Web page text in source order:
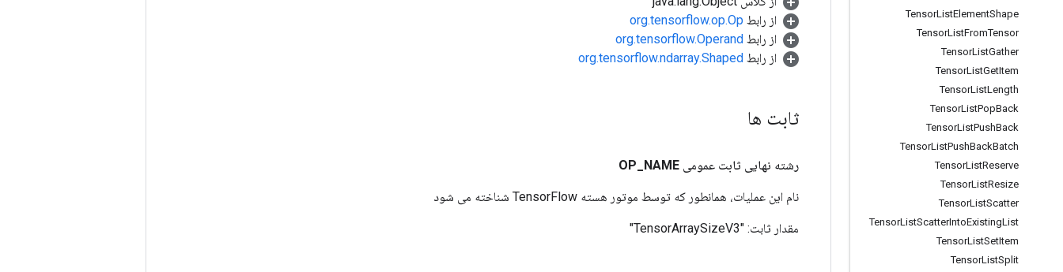
TensorListElementShape
TensorListFromTensor
TensorListGather
TensorListGetItem
TensorListLength
TensorListPopBack
TensorListPushBack
TensorListPushBackBatch
TensorListReserve
TensorListResize
TensorListScatter
TensorListScatterIntoExistingList
TensorListSetItem
TensorListSplit
از رابط org.tensorflow.op.Op
از رابط org.tensorflow.Operand
از رابط org.tensorflow.ndarray.Shaped
ثابت ها
رشته نهایی ثابت عمومی OP NAME
نام این عملیات، همانطور که توسط موتور هسته TensorFlow شناخته می شود
مقدار ثابت: "TensorArraySizeV3"